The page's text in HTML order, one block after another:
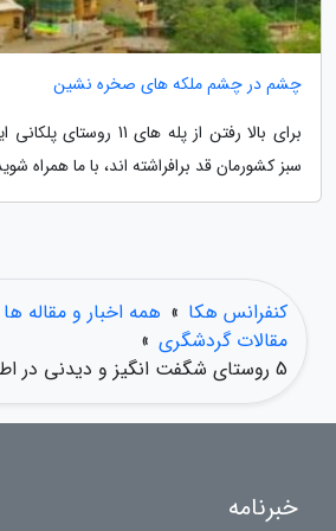
چشم در چشم ملکه های صخره نشین
برای بالا رفتن از پله های
سبز کشورمان قد برافراشته اند، با ما همراه
کنفرانس هکا » همه اخبار و مقاله ها
مقالات گردشگری »
5 روستای شگفت انگیز و دیدنی در اطراف تبریز
خبرنامه